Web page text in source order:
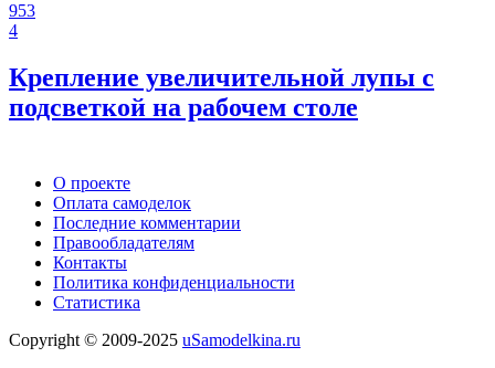
953
4
Крепление увеличительной лупы с
подсветкой на рабочем столе
О проекте
Оплата самоделок
Последние комментарии
Правообладателям
Контакты
Политика конфиденциальности
Статистика
Copyright © 2009-2025 uSamodelkina.ru